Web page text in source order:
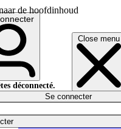
de hoofdinhoud
Close menu
déconnecté.
Se connecter